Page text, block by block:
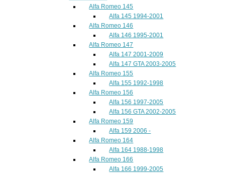
Alfa Romeo 145
Alfa 145 1994-2001
Alfa Romeo 146
Alfa 146 1995-2001
Alfa Romeo 147
Alfa 147 2001-2009
Alfa 147 GTA 2003-2005
Alfa Romeo 155
Alfa 155 1992-1998
Alfa Romeo 156
Alfa 156 1997-2005
Alfa 156 GTA 2002-2005
Alfa Romeo 159
Alfa 159 2006 -
Alfa Romeo 164
Alfa 164 1988-1998
Alfa Romeo 166
Alfa 166 1999-2005